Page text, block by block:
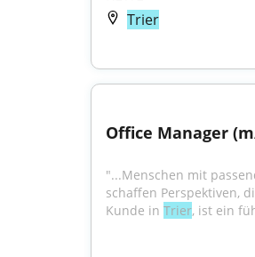
Trier
Office Manager
"...Menschen mit
schaffen Perspektiven,
Kunde in Trier, ist ein